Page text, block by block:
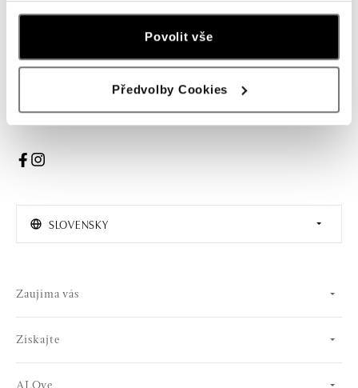
Povolit vše
Předvolby Cookies
PRIHLÁSENIE
Súhlasím s odberom newslettera
SLOVENSKY
Zaujíma vás
Získajte
ALOve